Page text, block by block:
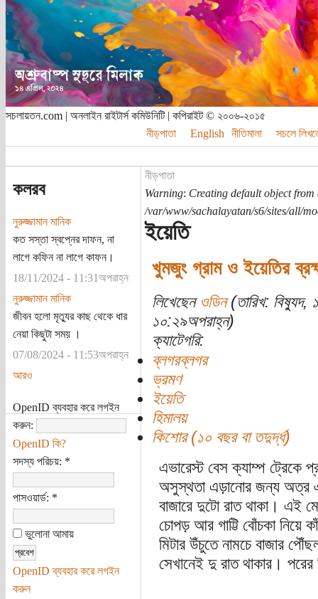
সচলায়তন.com | অনলাইন রাইটার্স কমিউনিটি | কপিরাইট © ২০০৬-২০১৫
নীড়পাতা
English নীতিমালা সচলে
কলরব
নুরুজ্জামান মানিক
কত সস্তা স্বপ্নের দাফন, না
লাগে কফিন না লাগে কাফন।
18/11/2024 - 11:31অপরাহ্ন
নুরুজ্জামান মানিক
জীবন হলো মৃত্যুর কাছ থেকে ধার
নেয়া কিছুটা সময় ।
07/08/2024 - 11:53অপরাহ্ন
আরও
OpenID ব্যবহার করে লগইন
করুন:
OpenID কি?
সদস্য পরিচয়: *
পাসওয়ার্ড: *
ভুলোনা আমায়
OpenID ব্যবহার করে লগইন
করুন
নীড়পাতা
Warning: Creating default object from
/var/www/sachalayatan/s6/sites/all/
ইয়েতি
খুমজুং গ্রাম ও ইয়েতির
লিখেছেন ওডিন(তারিখ:
১০:২৯অপরাহ্ন)
ক্যাটেগরি:
ব্লগরব্লগর
ভ্রমণ
ইয়েতি
হিমালয়
কিশোর (১০ বছর বা তদুর্দ্ধ)
এভারেস্ট বেস ক্যাম্প ট্রেকে
অসুস্থতা এড়ানোর জন্য অত্র
বাজারে দুটো রাত থাকা। এই
চোপড় আর গাট্টি বোঁচকা নিয়ে
মিটার উঁচুতে নামচে বাজার
সেখানেই দু রাত থাকার।